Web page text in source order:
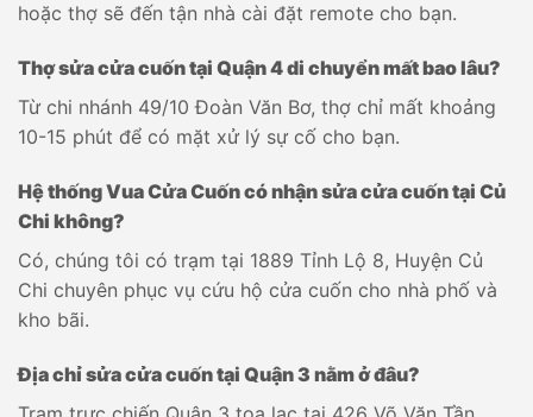
hoặc thợ sẽ đến tận nhà cài đặt remote cho bạn.
Thợ sửa cửa cuốn tại Quận 4 di chuyển mất bao lâu?
Từ chi nhánh 49/10 Đoàn Văn Bơ, thợ chỉ mất khoảng
10-15 phút để có mặt xử lý sự cố cho bạn.
Hệ thống Vua Cửa Cuốn có nhận sửa cửa cuốn tại Củ
Chi không?
Có, chúng tôi có trạm tại 1889 Tỉnh Lộ 8, Huyện Củ
Chi chuyên phục vụ cứu hộ cửa cuốn cho nhà phố và
kho bãi.
Địa chỉ sửa cửa cuốn tại Quận 3 nằm ở đâu?